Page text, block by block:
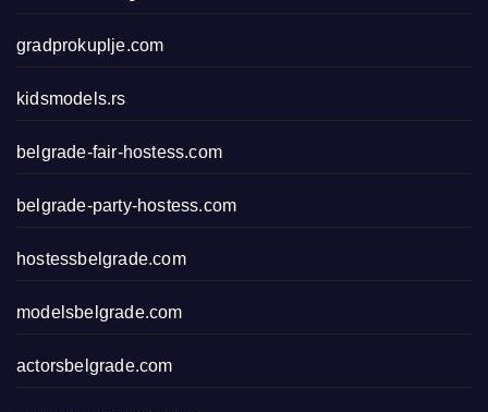
gradprokuplje.com
kidsmodels.rs
belgrade-fair-hostess.com
belgrade-party-hostess.com
hostessbelgrade.com
modelsbelgrade.com
actorsbelgrade.com